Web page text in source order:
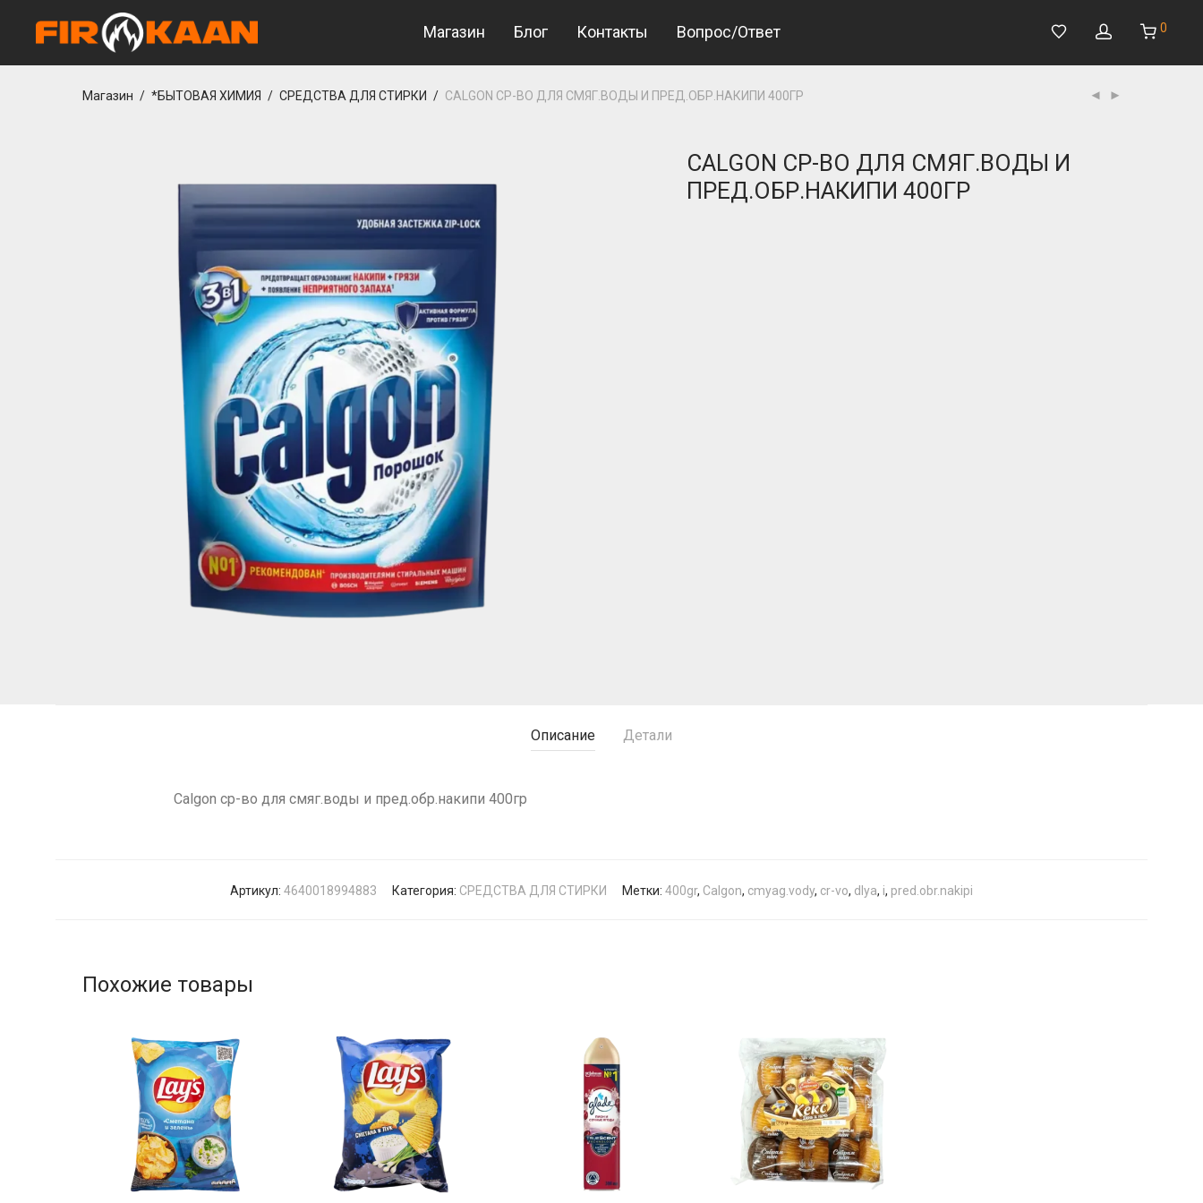
Магазин Блог Контакты Вопрос/Ответ 0
Магазин / *БЫТОВАЯ ХИМИЯ / СРЕДСТВА ДЛЯ СТИРКИ / CALGON CР-ВО ДЛЯ CМЯГ.ВОДЫ И ПРЕД.ОБР.НАКИПИ 400ГР
CALGON CР-ВО ДЛЯ CМЯГ.ВОДЫ И
ПРЕД.ОБР.НАКИПИ 400ГР
Описание Детали
Calgon cр-во для cмяг.воды и пред.обр.накипи 400гр
Артикул: 4640018994883 Категория: СРЕДСТВА ДЛЯ СТИРКИ Метки: 400gr, Calgon, cmyag.vody, cr-vo, dlya, i, pred.obr.nakipi
Похожие товары
Grandpashabet Giriş